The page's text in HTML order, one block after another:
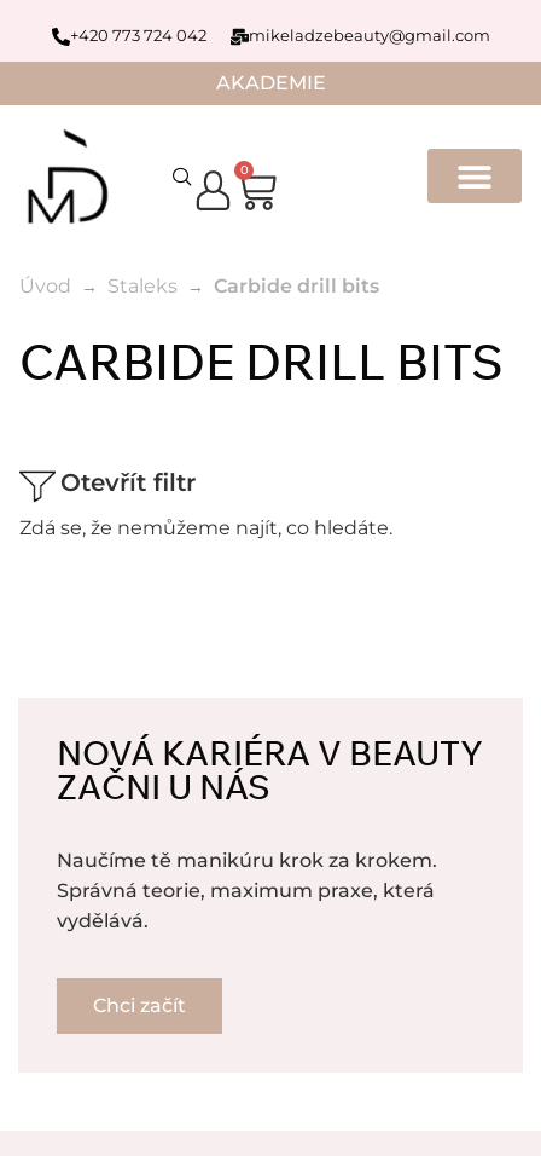
+420 773 724 042 mikeladzebeauty@gmail.com
AKADEMIE
0
Úvod Staleks Carbide drill bits
CARBIDE DRILL BITS
Otevřít filtr
Zdá se, že nemůžeme najít, co hledáte.
NOVÁ KARIÉRA V BEAUTY
ZAČNI U NÁS
Naučíme tě manikúru krok za krokem.
Správná teorie, maximum praxe, která
vydělává.
Chci začít